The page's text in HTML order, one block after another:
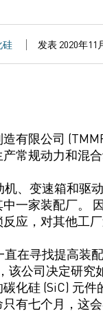
硅 发表 2020年11
有限公司
常规动力和混
机、变速箱和驱
一家装配厂。
应，对其他工
直在寻找提高装
，该公司决定研究
化硅 (SiC) 元件
只有七个月，这